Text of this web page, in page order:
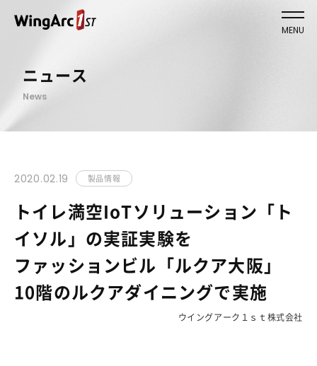
MENU
ニュース
News
2020.02.19 製品情報
トイレ満空IoTソリューション「ト
イソル」の実証実験を
ファッションビル「ルクア大阪」
10階のルクアダイニングで実施
ウイングアーク１ｓｔ株式会社